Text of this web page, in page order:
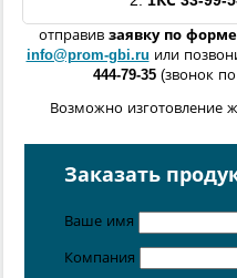
отправив заявку по форме
info@prom-gbi.ru или
444-79-35 (звонок
Возможно изготовление
расположенных вСанкт-
Цена от 5 руб. / кг
Заказать
Ваше имя
Компания